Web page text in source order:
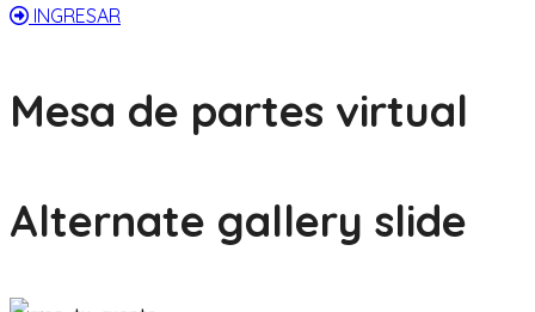
INGRESAR
Mesa de partes virtual
Alternate gallery slide